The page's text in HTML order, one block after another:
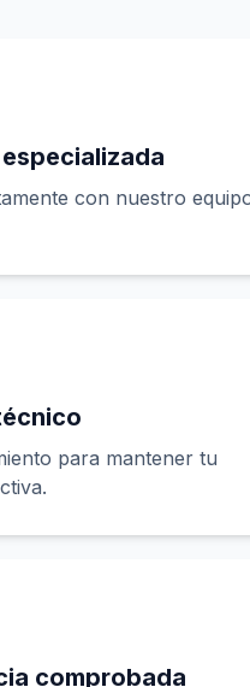
con nuestro
para mantener tu
comprobada